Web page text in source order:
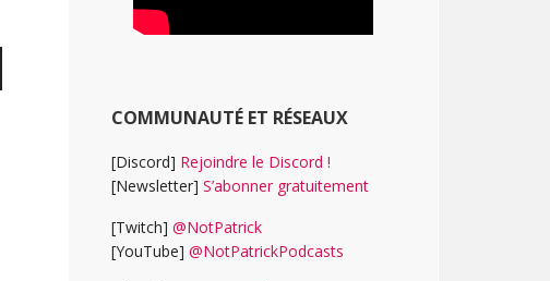
COMMUNAUTÉ ET RÉSEAUX
[Discord] Rejoindre le Discord !
[Newsletter] S’abonner gratuitement
[Twitch] @NotPatrick
[YouTube] @NotPatrickPodcasts